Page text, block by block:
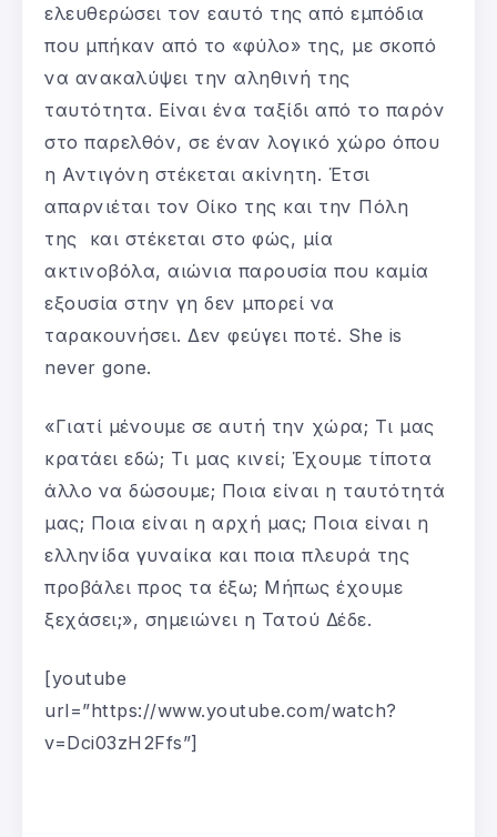
ελευθερώσει τον εαυτό της από εμπόδια
που μπήκαν από το «φύλο» της, με σκοπό
να ανακαλύψει την αληθινή της
ταυτότητα. Είναι ένα ταξίδι από το παρόν
στο παρελθόν, σε έναν λογικό χώρο όπου
η Αντιγόνη στέκεται ακίνητη. Έτσι
απαρνιέται τον Οίκο της και την Πόλη
της και στέκεται στο φώς, μία
ακτινοβόλα, αιώνια παρουσία που καμία
εξουσία στην γη δεν μπορεί να
ταρακουνήσει. Δεν φεύγει ποτέ. She is
never gone.
«Γιατί μένουμε σε αυτή την χώρα; Τι μας
κρατάει εδώ; Τι μας κινεί; Έχουμε τίποτα
άλλο να δώσουμε; Ποια είναι η ταυτότητά
μας; Ποια είναι η αρχή μας; Ποια είναι η
ελληνίδα γυναίκα και ποια πλευρά της
προβάλει προς τα έξω; Μήπως έχουμε
ξεχάσει;», σημειώνει η Τατού Δέδε.
[youtube
url=”https://www.youtube.com/watch?
v=Dci03zH2Ffs”]